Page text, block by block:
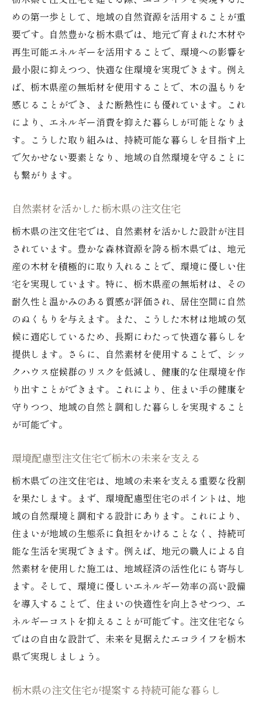
めの第一歩として、地域の自然資源を活用することが重
要です。自然豊かな栃木県では、地元で育まれた木材や
再生可能エネルギーを活用することで、環境への影響を
最小限に抑えつつ、快適な住環境を実現できます。例え
ば、栃木県産の無垢材を使用することで、木の温もりを
感じることができ、また断熱性にも優れています。これ
により、エネルギー消費を抑えた暮らしが可能となりま
す。こうした取り組みは、持続可能な暮らしを目指す上
で欠かせない要素となり、地域の自然環境を守ることに
も繋がります。
自然素材を活かした栃木県の注文住宅
栃木県の注文住宅では、自然素材を活かした設計が注目
されています。豊かな森林資源を誇る栃木県では、地元
産の木材を積極的に取り入れることで、環境に優しい住
宅を実現しています。特に、栃木県産の無垢材は、その
耐久性と温かみのある質感が評価され、居住空間に自然
のぬくもりを与えます。また、こうした木材は地域の気
候に適応しているため、長期にわたって快適な暮らしを
提供します。さらに、自然素材を使用することで、シッ
クハウス症候群のリスクを低減し、健康的な住環境を作
り出すことができます。これにより、住まい手の健康を
守りつつ、地域の自然と調和した暮らしを実現すること
が可能です。
環境配慮型注文住宅で栃木の未来を支える
栃木県での注文住宅は、地域の未来を支える重要な役割
を果たします。まず、環境配慮型住宅のポイントは、地
域の自然環境と調和する設計にあります。これにより、
住まいが地域の生態系に負担をかけることなく、持続可
能な生活を実現できます。例えば、地元の職人による自
然素材を使用した施工は、地域経済の活性化にも寄与し
ます。そして、環境に優しいエネルギー効率の高い設備
を導入することで、住まいの快適性を向上させつつ、エ
ネルギーコストを抑えることが可能です。注文住宅なら
ではの自由な設計で、未来を見据えたエコライフを栃木
県で実現しましょう。
栃木県の注文住宅が提案する持続可能な暮らし